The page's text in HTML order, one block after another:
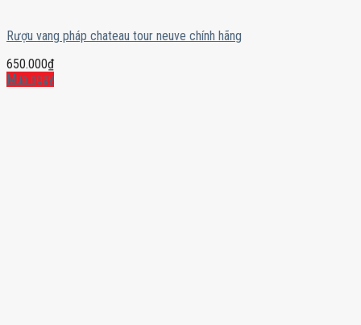
Rượu vang pháp chateau tour neuve chính hãng
650.000₫
Mua ngay